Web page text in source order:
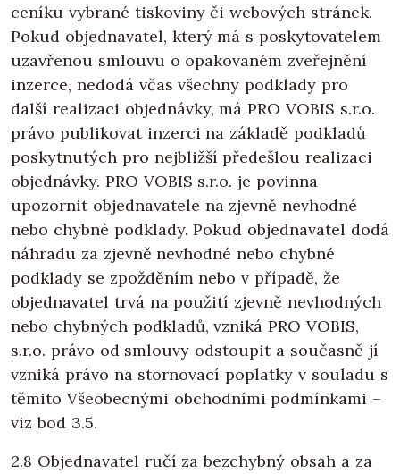
ceníku vybrané tiskoviny či webových stránek.
Pokud objednavatel, který má s poskytovatelem
uzavřenou smlouvu o opakovaném zveřejnění
inzerce, nedodá včas všechny podklady pro
další realizaci objednávky, má PRO VOBIS s.r.o.
právo publikovat inzerci na základě podkladů
poskytnutých pro nejbližší předešlou realizaci
objednávky. PRO VOBIS s.r.o. je povinna
upozornit objednavatele na zjevně nevhodné
nebo chybné podklady. Pokud objednavatel dodá
náhradu za zjevně nevhodné nebo chybné
podklady se zpožděním nebo v případě, že
objednavatel trvá na použití zjevně nevhodných
nebo chybných podkladů, vzniká PRO VOBIS,
s.r.o. právo od smlouvy odstoupit a současně jí
vzniká právo na stornovací poplatky v souladu s
těmito Všeobecnými obchodními podmínkami –
viz bod 3.5.
2.8 Objednavatel ručí za bezchybný obsah a za